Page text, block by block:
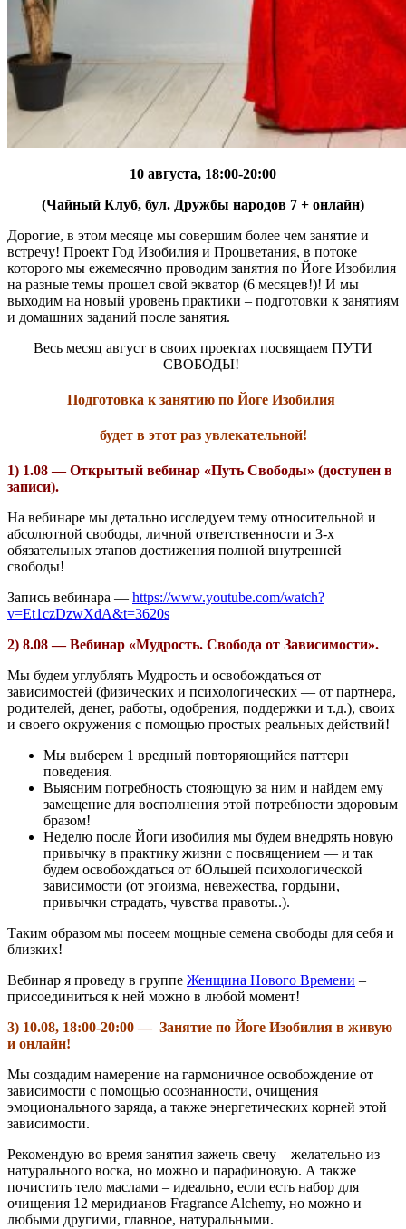
10 августа, 18:00-20:00
(Чайный Клуб, бул. Дружбы народов 7 + онлайн)
Дорогие, в этом месяце мы совершим более чем занятие и
встречу! Проект Год Изобилия и Процветания, в потоке
которого мы ежемесячно проводим занятия по Йоге Изобилия
на разные темы прошел свой экватор (6 месяцев!)! И мы
выходим на новый уровень практики – подготовки к занятиям
и домашних заданий после занятия.
Весь месяц август в своих проектах посвящаем ПУТИ
СВОБОДЫ!
Подготовка к занятию по Йоге Изобилия
будет в этот раз увлекательной!
1) 1.08 — Открытый вебинар «Путь Свободы» (доступен в
записи).
На вебинаре мы детально исследуем тему относительной и
абсолютной свободы, личной ответственности и 3-х
обязательных этапов достижения полной внутренней
свободы!
Запись вебинара — https://www.youtube.com/watch?
v=Et1czDzwXdA&t=3620s
2) 8.08 — Вебинар «Мудрость. Свобода от Зависимости».
Мы будем углублять Мудрость и освобождаться от
зависимостей (физических и психологических — от партнера,
родителей, денег, работы, одобрения, поддержки и т.д.), своих
и своего окружения с помощью простых реальных действий!
Мы выберем 1 вредный повторяющийся паттерн
поведения.
Выясним потребность стояющую за ним и найдем ему
замещение для восполнения этой потребности здоровым
бразом!
Неделю после Йоги изобилия мы будем внедрять новую
привычку в практику жизни с посвящением — и так
будем освобождаться от бОльшей психологической
зависимости (от эгоизма, невежества, гордыни,
привычки страдать, чувства правоты..).
Таким образом мы посеем мощные семена свободы для себя и
близких!
Вебинар я проведу в группе Женщина Нового Времени –
присоединиться к ней можно в любой момент!
3) 10.08, 18:00-20:00 — Занятие по Йоге Изобилия в живую
и онлайн!
Мы создадим намерение на гармоничное освобождение от
зависимости с помощью осознанности, очищения
эмоционального заряда, а также энергетических корней этой
зависимости.
Рекомендую во время занятия зажечь свечу – желательно из
натурального воска, но можно и парафиновую. А также
почистить тело маслами – идеально, если есть набор для
очищения 12 меридианов Fragrance Alchemy, но можно и
любыми другими, главное, натуральными.